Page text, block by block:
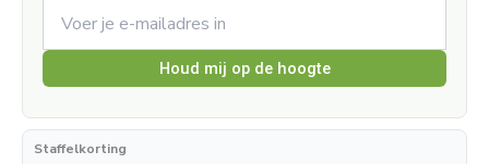
Houd mij op de hoogte
Staffelkorting